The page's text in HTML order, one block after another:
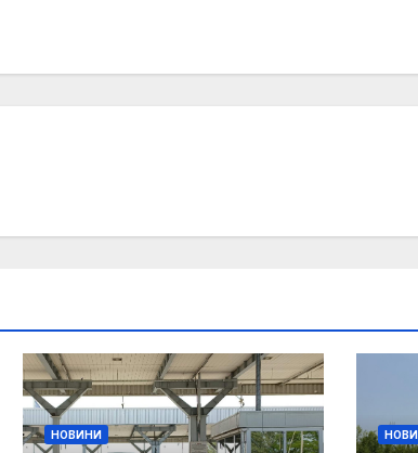
НОВИНИ